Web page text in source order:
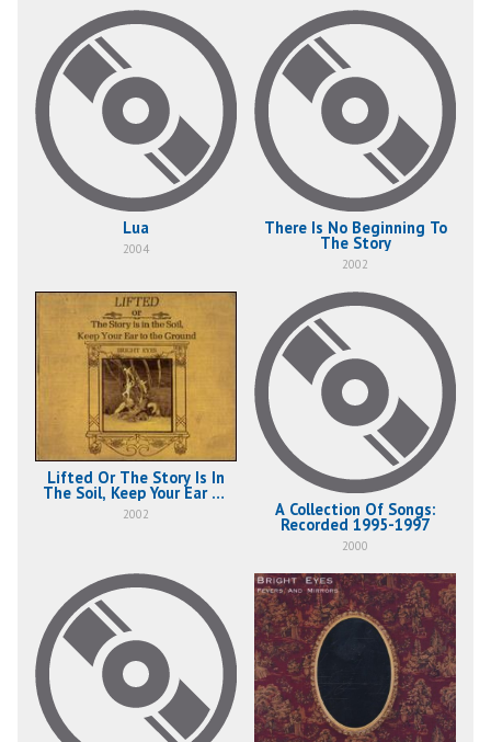
Lua
2004
There Is No Beginning To
The Story
2002
Lifted Or The Story Is In
The Soil, Keep Your Ear To
The Ground
2002 A Collection Of Songs:
Recorded 1995-1997
2000